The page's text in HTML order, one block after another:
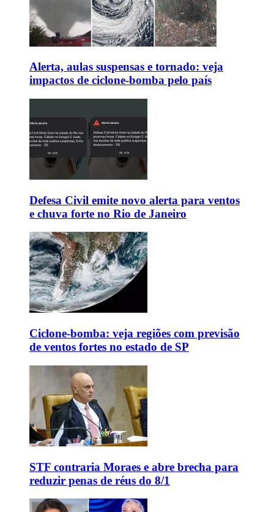
Alerta, aulas suspensas e tornado: veja
impactos de ciclone-bomba pelo país
Defesa Civil emite novo alerta para ventos
e chuva forte no Rio de Janeiro
Ciclone-bomba: veja regiões com previsão
de ventos fortes no estado de SP
STF contraria Moraes e abre brecha para
reduzir penas de réus do 8/1